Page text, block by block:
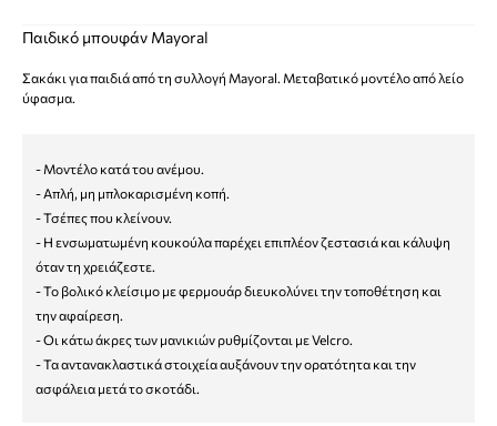
Παιδικό μπουφάν Mayoral
Σακάκι για παιδιά από τη συλλογή Mayoral. Μεταβατικό μοντέλο από λείο
ύφασμα.
- Μοντέλο κατά του ανέμου.
- Απλή, μη μπλοκαρισμένη κοπή.
- Τσέπες που κλείνουν.
- Η ενσωματωμένη κουκούλα παρέχει επιπλέον ζεστασιά και κάλυψη
όταν τη χρειάζεστε.
- Το βολικό κλείσιμο με φερμουάρ διευκολύνει την τοποθέτηση και
την αφαίρεση.
- Οι κάτω άκρες των μανικιών ρυθμίζονται με Velcro.
- Τα αντανακλαστικά στοιχεία αυξάνουν την ορατότητα και την
ασφάλεια μετά το σκοτάδι.